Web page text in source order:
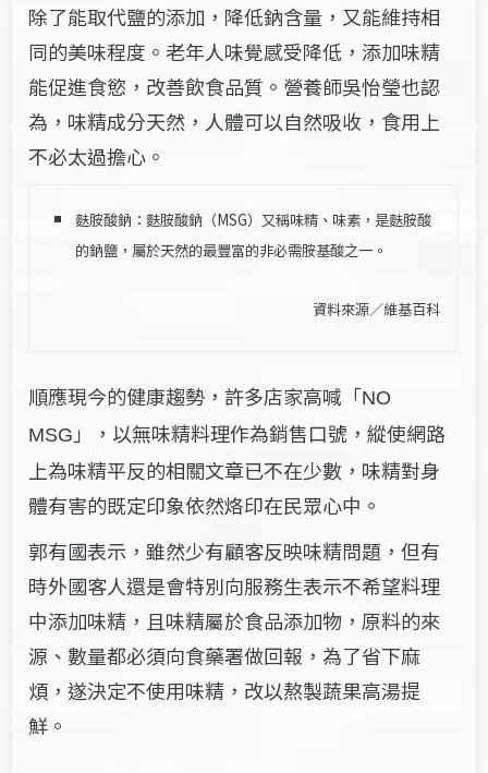
除了能取代鹽的添加，降低鈉含量，又能維持相
同的美味程度。老年人味覺感受降低，添加味精
能促進食慾，改善飲食品質。營養師吳怡瑩也認
為，味精成分天然，人體可以自然吸收，食用上
不必太過擔心。
麩胺酸鈉：麩胺酸鈉（MSG）又稱味精、味素，是麩胺酸
的鈉鹽，屬於天然的最豐富的非必需胺基酸之一。
資料來源／維基百科
順應現今的健康趨勢，許多店家高喊「NO
MSG 」，以無味精料理作為銷售口號，縱使網路
上為味精平反的相關文章已不在少數，味精對身
體有害的既定印象依然烙印在民眾心中。
郭有國表示，雖然少有顧客反映味精問題，但有
時外國客人還是會特別向服務生表示不希望料理
中添加味精，且味精屬於食品添加物，原料的來
源、數量都必須向食藥署做回報，為了省下麻
煩，遂決定不使用味精，改以熬製蔬果高湯提
鮮。